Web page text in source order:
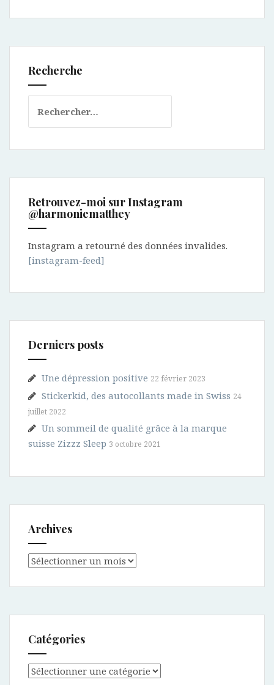
pour
son
Recherche
Retrouvez-moi sur Instagram
@harmoniematthey
Instagram a retourné des données invalides.
[instagram-feed]
Derniers posts
Une dépression positive 22 février 2023
Stickerkid, des autocollants made in Swiss 24
juillet 2022
Un sommeil de qualité grâce à la marque
suisse Zizzz Sleep 3 octobre 2021
Archives
Archives
Catégories
Catégories